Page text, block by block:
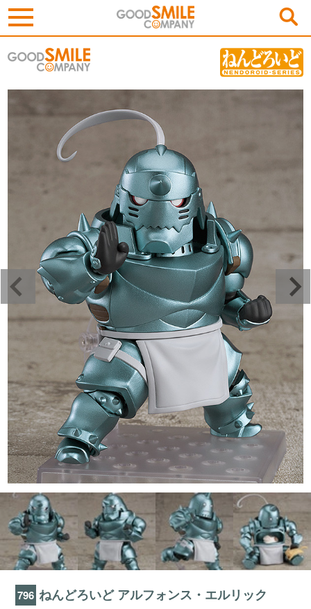
796 ねんどろいど アルフォンス・エルリック